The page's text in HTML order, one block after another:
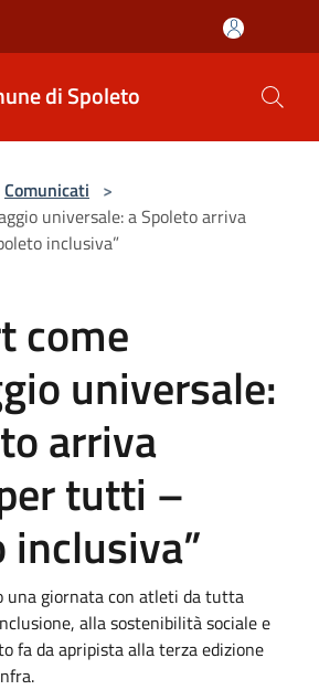
di Spoleto
Comunicati >
universale: a Spoleto arriva
inclusiva”
come
universale:
arriva
tutti –
inclusiva”
una giornata con atleti da tutta
alla sostenibilità sociale e
fa da apripista alla terza edizione